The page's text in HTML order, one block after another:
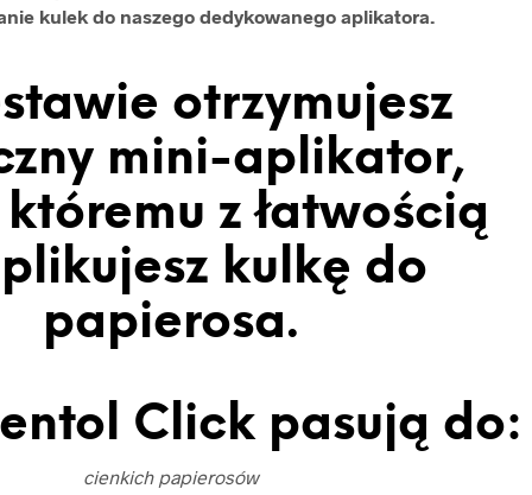
kulek do naszego dedykowanego aplikatora.
otrzymujesz
mini-aplikator,
z łatwością
kulkę do
papierosa.
Click pasują do:
cienkich papierosów